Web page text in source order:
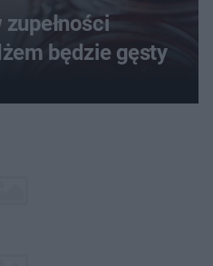
będzie gęsty